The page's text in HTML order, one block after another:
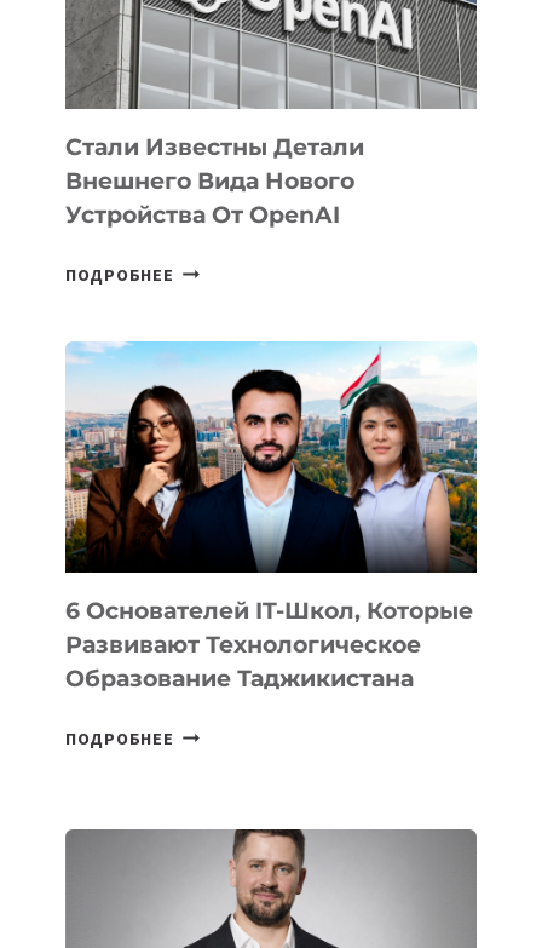
ЭКОСИСТЕМЫ
ИСКУССТВЕННОГО
ИНТЕЛЛЕКТА
Стали Известны Детали
Внешнего Вида Нового
Устройства От OpenAI
ПОДРОБНЕЕ СТАЛИ
ВНЕШНЕГО
ВИДА
НОВОГО
УСТРОЙСТВА
ОТ
OPENAI
6 Основателей IT-Школ, Которые
Развивают Технологическое
Образование Таджикистана
ПОДРОБНЕЕ 6
КОТОРЫЕ
РАЗВИВАЮТ
ТЕХНОЛОГИЧЕСКОЕ
ОБРАЗОВАНИЕ